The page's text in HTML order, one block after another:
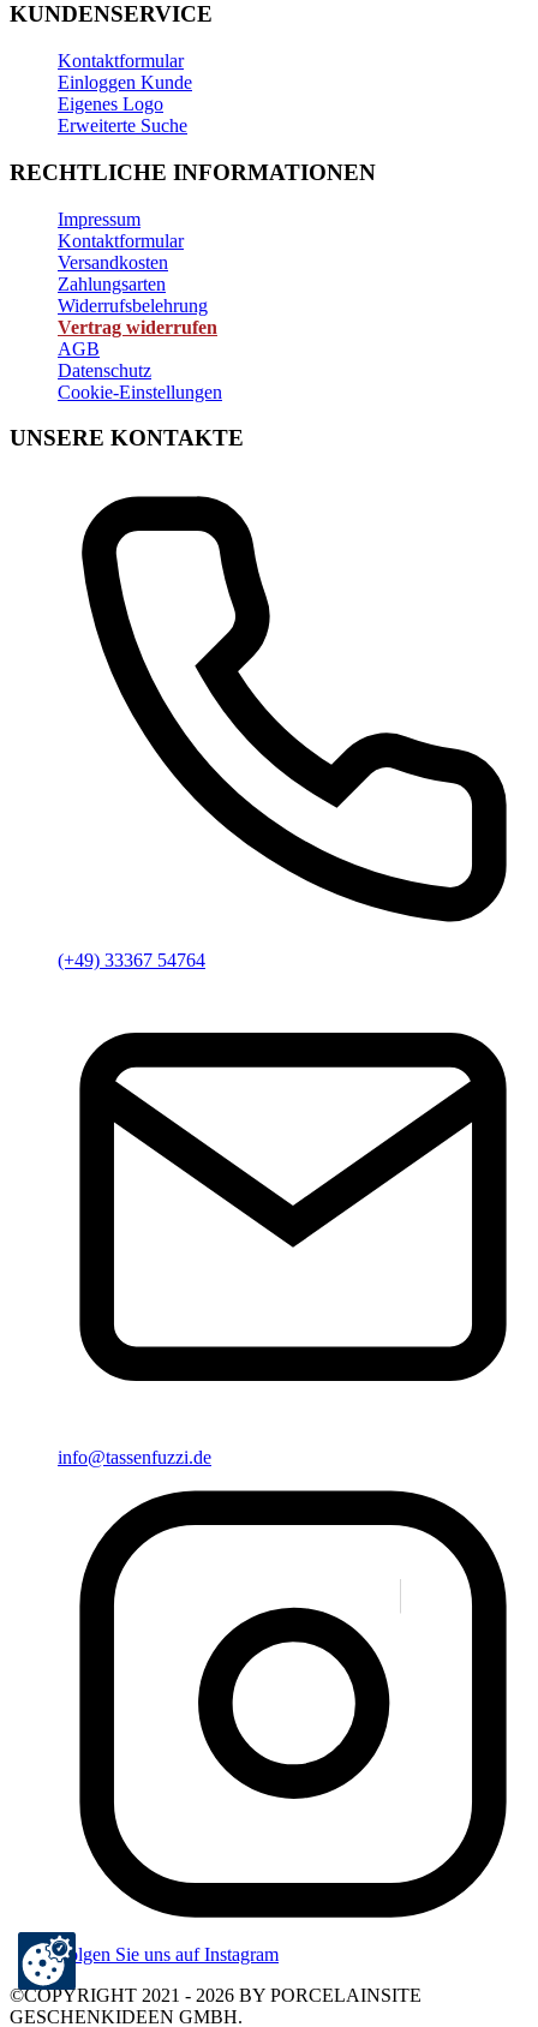
KUNDENSERVICE
Kontaktformular
Einloggen Kunde
Eigenes Logo
Erweiterte Suche
RECHTLICHE INFORMATIONEN
Impressum
Kontaktformular
Versandkosten
Zahlungsarten
Widerrufsbelehrung
Vertrag widerrufen
AGB
Datenschutz
Cookie-Einstellungen
UNSERE KONTAKTE
(+49) 33367 54764
info@tassenfuzzi.de
Folgen Sie uns auf Instagram
©COPYRIGHT 2021 - 2026 BY PORCELAINSITE
GESCHENKIDEEN GMBH.